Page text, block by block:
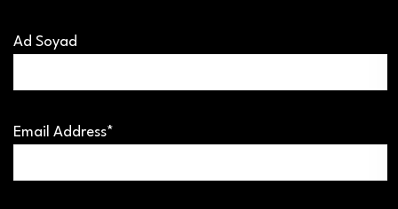
Ad Soyad
Email Address*